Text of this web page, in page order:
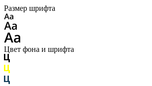
Размер шрифта
Цвет фона и шрифта